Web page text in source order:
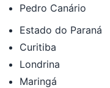
Pedro Canário
Estado do Paraná
Curitiba
Londrina
Maringá